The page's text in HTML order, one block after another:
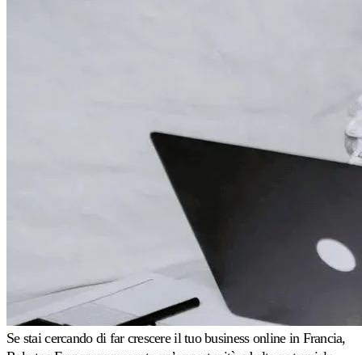
metodo
spedizione.
Case
study
Scopri
Perché
Se stai cercando di far crescere il tuo business online in Francia,